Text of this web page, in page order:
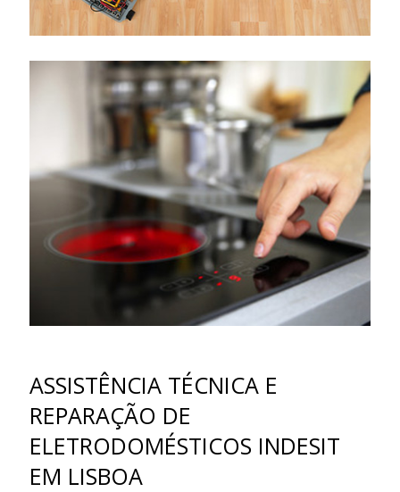
ASSISTÊNCIA TÉCNICA E
REPARAÇÃO DE
ELETRODOMÉSTICOS INDESIT
EM LISBOA